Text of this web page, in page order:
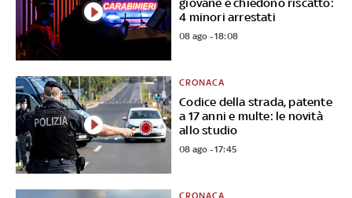
giovane e chiedono riscatto:
4 minori arrestati
08 ago - 18:08
Codice della strada, patente
a 17 anni e multe: le novità
allo studio
CRONACA
08 ago - 17:45
CRONACA